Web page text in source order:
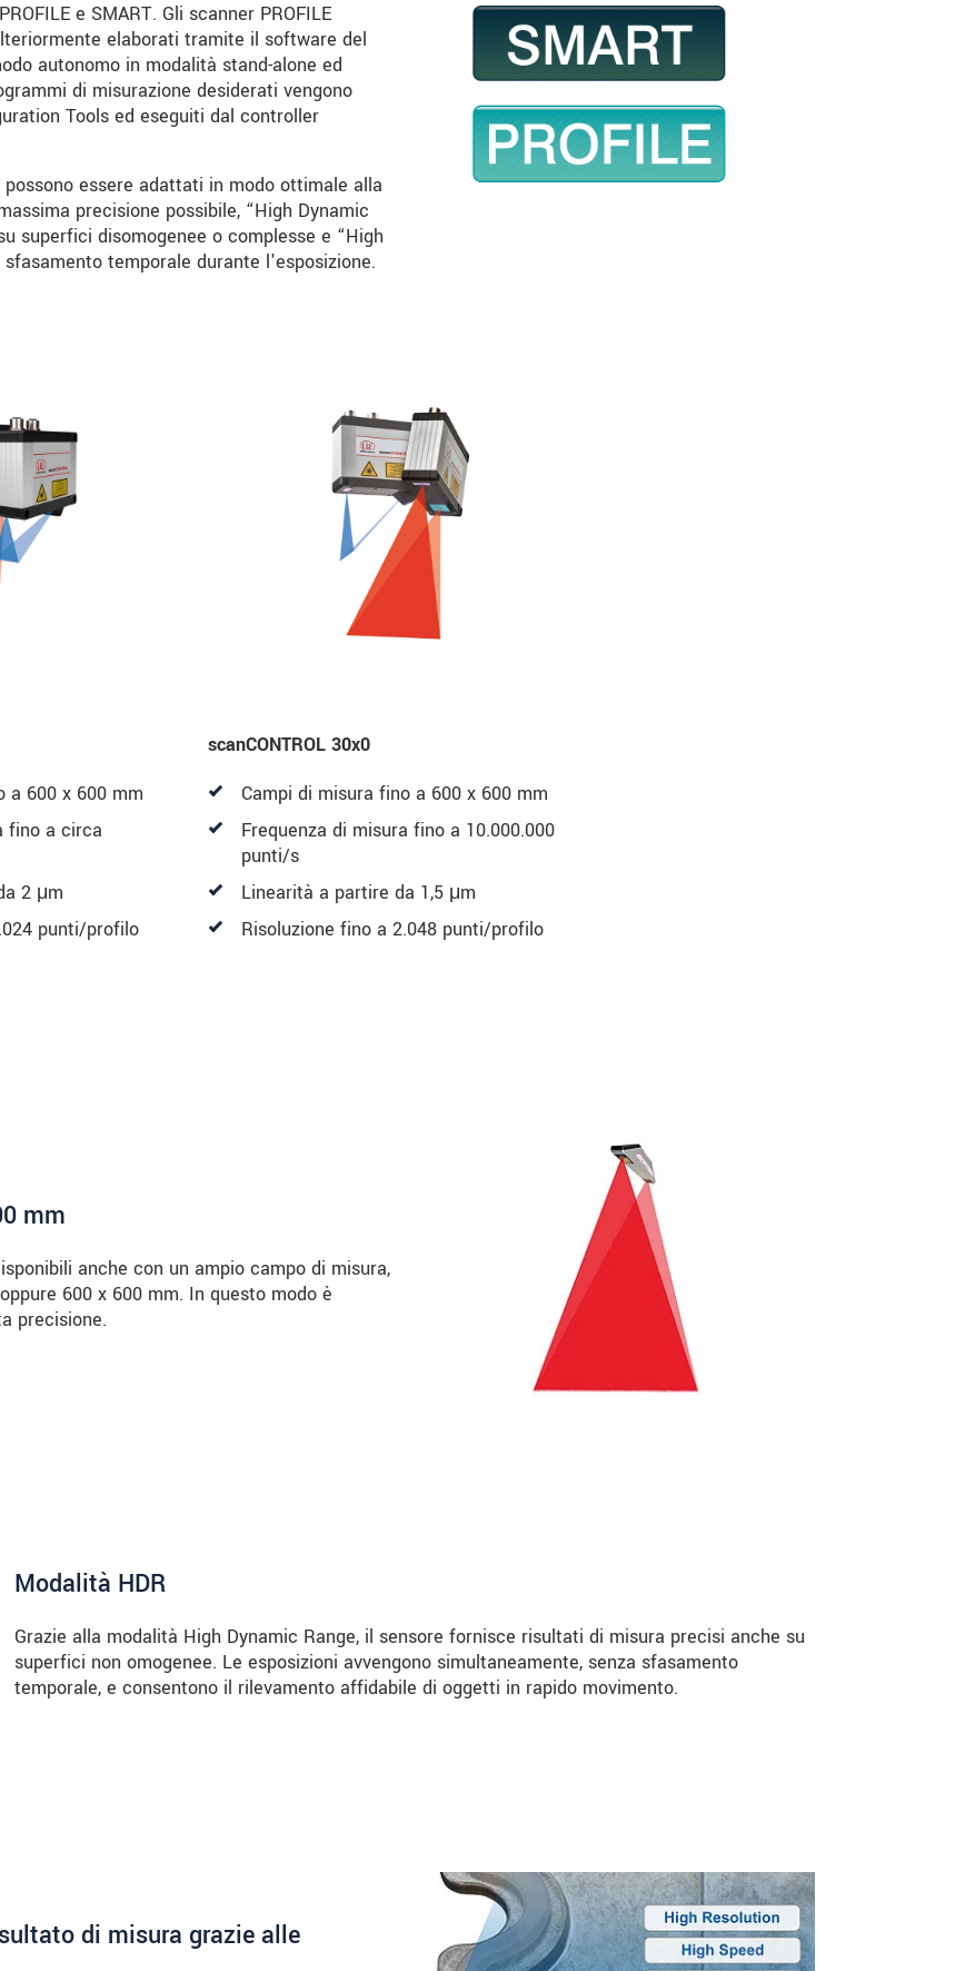
e SMART. Gli scanner PROFILE
elaborati tramite il software del
autonomo in modalità stand-alone ed
di misurazione desiderati vengono
Tools ed eseguiti dal controller
essere adattati in modo ottimale alla
precisione possibile, “High Dynamic
superfici disomogenee o complesse e “High
temporale durante l'esposizione.
a 600 x 600 mm
fino a circa
2 μm
punti/profilo
scanCONTROL 30x0
Campi di misura fino a 600 x 600 mm
Frequenza di misura fino a 10.000.000
punti/s
Linearità a partire da 1,5 μm
Risoluzione fino a 2.048 punti/profilo
mm
anche con un ampio campo di misura,
600 x 600 mm. In questo modo è
precisione.
Modalità HDR
Grazie alla modalità High Dynamic Range, il sensore fornisce risultati di misura precisi anche su
superfici non omogenee. Le esposizioni avvengono simultaneamente, senza sfasamento
temporale, e consentono il rilevamento affidabile di oggetti in rapido movimento.
di misura grazie alle